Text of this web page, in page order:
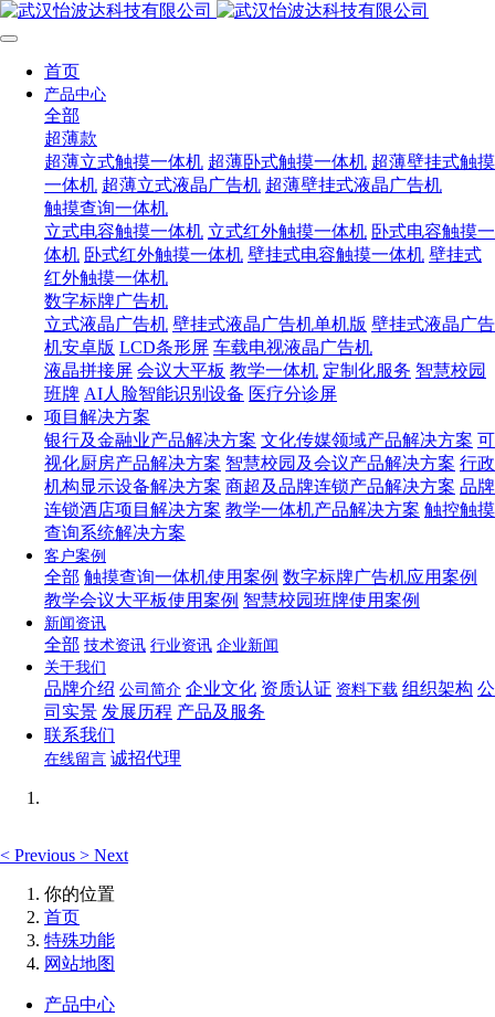
首页
产品中心
全部
超薄款
超薄立式触摸一体机 超薄卧式触摸一体机 超薄壁挂式触摸
一体机 超薄立式液晶广告机 超薄壁挂式液晶广告机
触摸查询一体机
立式电容触摸一体机 立式红外触摸一体机 卧式电容触摸一
体机 卧式红外触摸一体机 壁挂式电容触摸一体机 壁挂式
红外触摸一体机
数字标牌广告机
立式液晶广告机 壁挂式液晶广告机单机版 壁挂式液晶广告
机安卓版 LCD条形屏 车载电视液晶广告机
液晶拼接屏 会议大平板 教学一体机 定制化服务 智慧校园
班牌 AI人脸智能识别设备 医疗分诊屏
项目解决方案
银行及金融业产品解决方案 文化传媒领域产品解决方案 可
视化厨房产品解决方案 智慧校园及会议产品解决方案 行政
机构显示设备解决方案 商超及品牌连锁产品解决方案 品牌
连锁酒店项目解决方案 教学一体机产品解决方案 触控触摸
查询系统解决方案
客户案例
全部 触摸查询一体机使用案例 数字标牌广告机应用案例
教学会议大平板使用案例 智慧校园班牌使用案例
新闻资讯
全部 技术资讯 行业资讯 企业新闻
关于我们
品牌介绍 公司简介 企业文化 资质认证 资料下载 组织架构 公
司实景 发展历程 产品及服务
联系我们
在线留言 诚招代理
< Previous > Next
你的位置
首页
特殊功能
网站地图
产品中心